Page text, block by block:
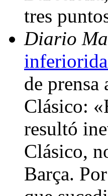
tres
Diario
de
Clásico:
resultó
Clásico,
Barça.